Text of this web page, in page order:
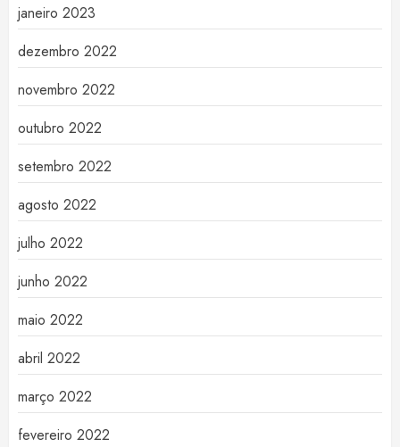
janeiro 2023
dezembro 2022
novembro 2022
outubro 2022
setembro 2022
agosto 2022
julho 2022
junho 2022
maio 2022
abril 2022
março 2022
fevereiro 2022